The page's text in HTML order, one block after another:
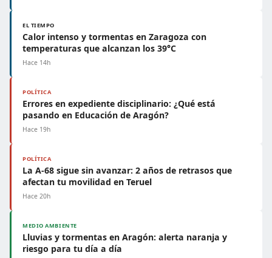
EL TIEMPO
Calor intenso y tormentas en Zaragoza con
temperaturas que alcanzan los 39°C
Hace 14h
POLÍTICA
Errores en expediente disciplinario: ¿Qué está
pasando en Educación de Aragón?
Hace 19h
POLÍTICA
La A-68 sigue sin avanzar: 2 años de retrasos que
afectan tu movilidad en Teruel
Hace 20h
MEDIO AMBIENTE
Lluvias y tormentas en Aragón: alerta naranja y
riesgo para tu día a día